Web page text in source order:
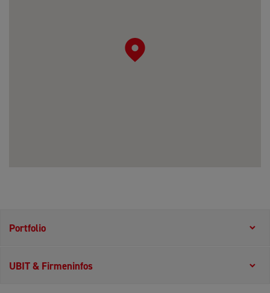
Portfolio
UBIT & Firmeninfos